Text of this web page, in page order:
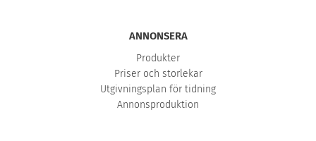
ANNONSERA
Produkter
Priser och storlekar
Utgivningsplan för tidning
Annonsproduktion